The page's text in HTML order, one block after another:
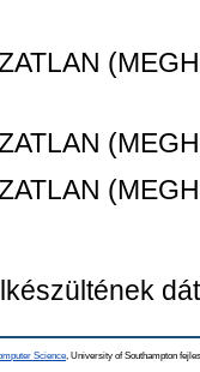
Science , University of Southampton